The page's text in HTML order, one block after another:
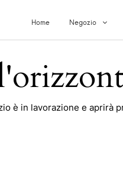
Home Negozio
è in lavorazione e aprirà